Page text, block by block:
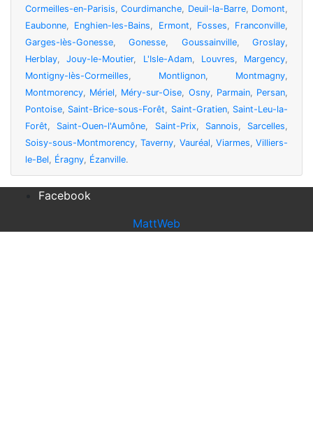
Cormeilles-en-Parisis,Courdimanche, Deuil-la-Barre, Domont,
Eaubonne, Enghien-les-Bains, Ermont, Fosses, Franconville,
Garges-lès-Gonesse,Gonesse, Goussainville,Groslay,
Herblay,Jouy-le-Moutier, L'Isle-Adam, Louvres, Margency,
Montigny-lès-Cormeilles, Montlignon, Montmagny,
Montmorency, Mériel, Méry-sur-Oise, Osny, Parmain, Persan,
Pontoise, Saint-Brice-sous-Forêt, Saint-Gratien, Saint-Leu-la-
Forêt, Saint-Ouen-l'Aumône, Saint-Prix, Sannois, Sarcelles,
Soisy-sous-Montmorency,Taverny, Vauréal, Viarmes, Villiers-
le-Bel, Éragny, Ézanville.
Facebook
MattWeb